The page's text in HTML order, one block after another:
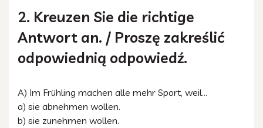
2. Kreuzen Sie die richtige
Antwort an. / Proszę zakreślić
odpowiednią odpowiedź.
A) Im Frühling machen alle mehr Sport, weil...
a) sie abnehmen wollen.
b) sie zunehmen wollen.